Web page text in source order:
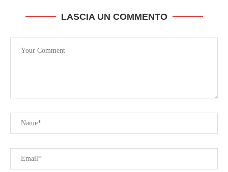
LASCIA UN COMMENTO